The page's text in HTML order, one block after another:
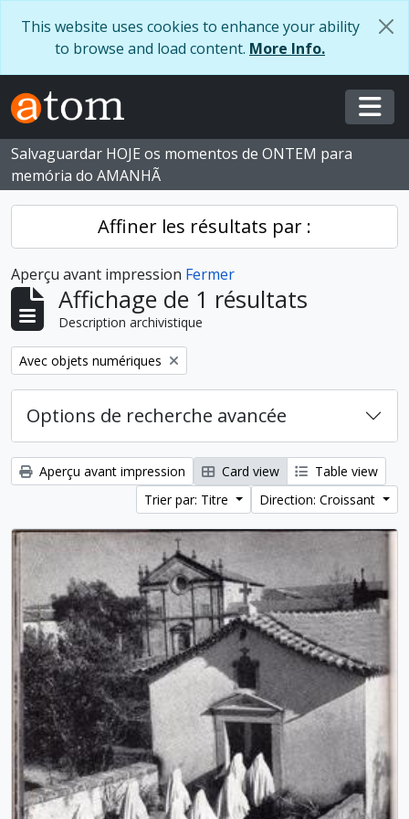
This website uses cookies to enhance your ability
to browse and load content. More Info.
Salvaguardar HOJE os momentos de ONTEM para
memória do AMANHÃ
Affiner les résultats par :
Aperçu avant impression Fermer
Affichage de 1 résultats
Description archivistique
Remove filter:
Avec objets numériques
Options de recherche avancée
Aperçu avant impression Card view
Table view
Trier par: Titre
Direction: Croissant